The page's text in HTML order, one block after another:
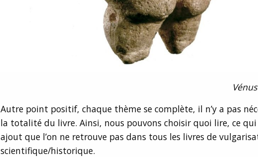
Autre point positif, chaque thème se complète, il n’y a pas
la totalité du livre. Ainsi, nous pouvons choisir quoi lire, ce
ajout que l’on ne retrouve pas dans tous les livres de
scientifique/historique.